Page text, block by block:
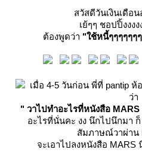
สวัสดีวันเงินเดือ
เย้ๆๆ ชอปปิ้งงง
ต้องพูดว่า "ใช้หนี้ๆๆๆๆๆๆ
เมื่อ 4-5 วันก่อน พี่ที่ pantip
ว่า
" วาไปทำอะไรที่หนังสือ MARS
อะไรที่นั่นคะ งง นึกไปนึกมา
สัมภาษณ์วาผ่าน
จะเอาไปลงหนังสือ MARS